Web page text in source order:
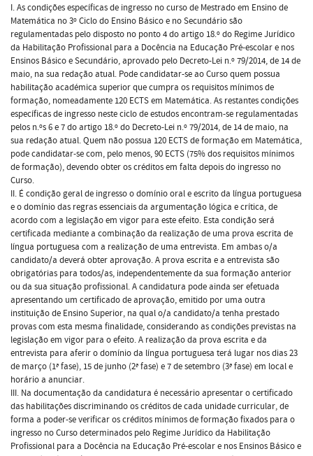
I. As condições específicas de ingresso no curso de Mestrado em Ensino de
Matemática no 3º Ciclo do Ensino Básico e no Secundário são
regulamentadas pelo disposto no ponto 4 do artigo 18.º do Regime Jurídico
da Habilitação Profissional para a Docência na Educação Pré-escolar e nos
Ensinos Básico e Secundário, aprovado pelo Decreto-Lei n.º 79/2014, de 14 de
maio, na sua redação atual. Pode candidatar-se ao Curso quem possua
habilitação académica superior que cumpra os requisitos mínimos de
formação, nomeadamente 120 ECTS em Matemática. As restantes condições
específicas de ingresso neste ciclo de estudos encontram-se regulamentadas
pelos n.ºs 6 e 7 do artigo 18.º do Decreto-Lei n.º 79/2014, de 14 de maio, na
sua redação atual. Quem não possua 120 ECTS de formação em Matemática,
pode candidatar-se com, pelo menos, 90 ECTS (75% dos requisitos mínimos
de formação), devendo obter os créditos em falta depois do ingresso no
Curso.
II. É condição geral de ingresso o domínio oral e escrito da língua portuguesa
e o domínio das regras essenciais da argumentação lógica e crítica, de
acordo com a legislação em vigor para este efeito. Esta condição será
certificada mediante a combinação da realização de uma prova escrita de
língua portuguesa com a realização de uma entrevista. Em ambas o/a
candidato/a deverá obter aprovação. A prova escrita e a entrevista são
obrigatórias para todos/as, independentemente da sua formação anterior
ou da sua situação profissional. A candidatura pode ainda ser efetuada
apresentando um certificado de aprovação, emitido por uma outra
instituição de Ensino Superior, na qual o/a candidato/a tenha prestado
provas com esta mesma finalidade, considerando as condições previstas na
legislação em vigor para o efeito. A realização da prova escrita e da
entrevista para aferir o domínio da língua portuguesa terá lugar nos dias 23
de março (1ª fase), 15 de junho (2ª fase) e 7 de setembro (3ª fase) em local e
horário a anunciar.
III. Na documentação da candidatura é necessário apresentar o certificado
das habilitações discriminando os créditos de cada unidade curricular, de
forma a poder-se verificar os créditos mínimos de formação fixados para o
ingresso no Curso determinados pelo Regime Jurídico da Habilitação
Profissional para a Docência na Educação Pré-escolar e nos Ensinos Básico e